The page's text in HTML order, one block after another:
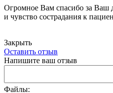
Огромное Вам спасибо за Ваш
и чувство сострадания к
Закрыть
Оставить отзыв
Напишите ваш отзыв
Файлы: